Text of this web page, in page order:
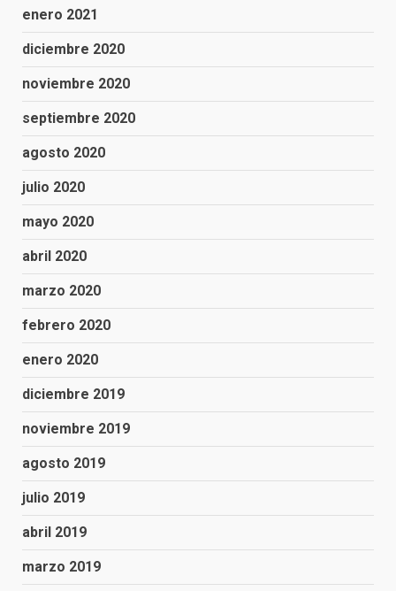
enero 2021
diciembre 2020
noviembre 2020
septiembre 2020
agosto 2020
julio 2020
mayo 2020
abril 2020
marzo 2020
febrero 2020
enero 2020
diciembre 2019
noviembre 2019
agosto 2019
julio 2019
abril 2019
marzo 2019